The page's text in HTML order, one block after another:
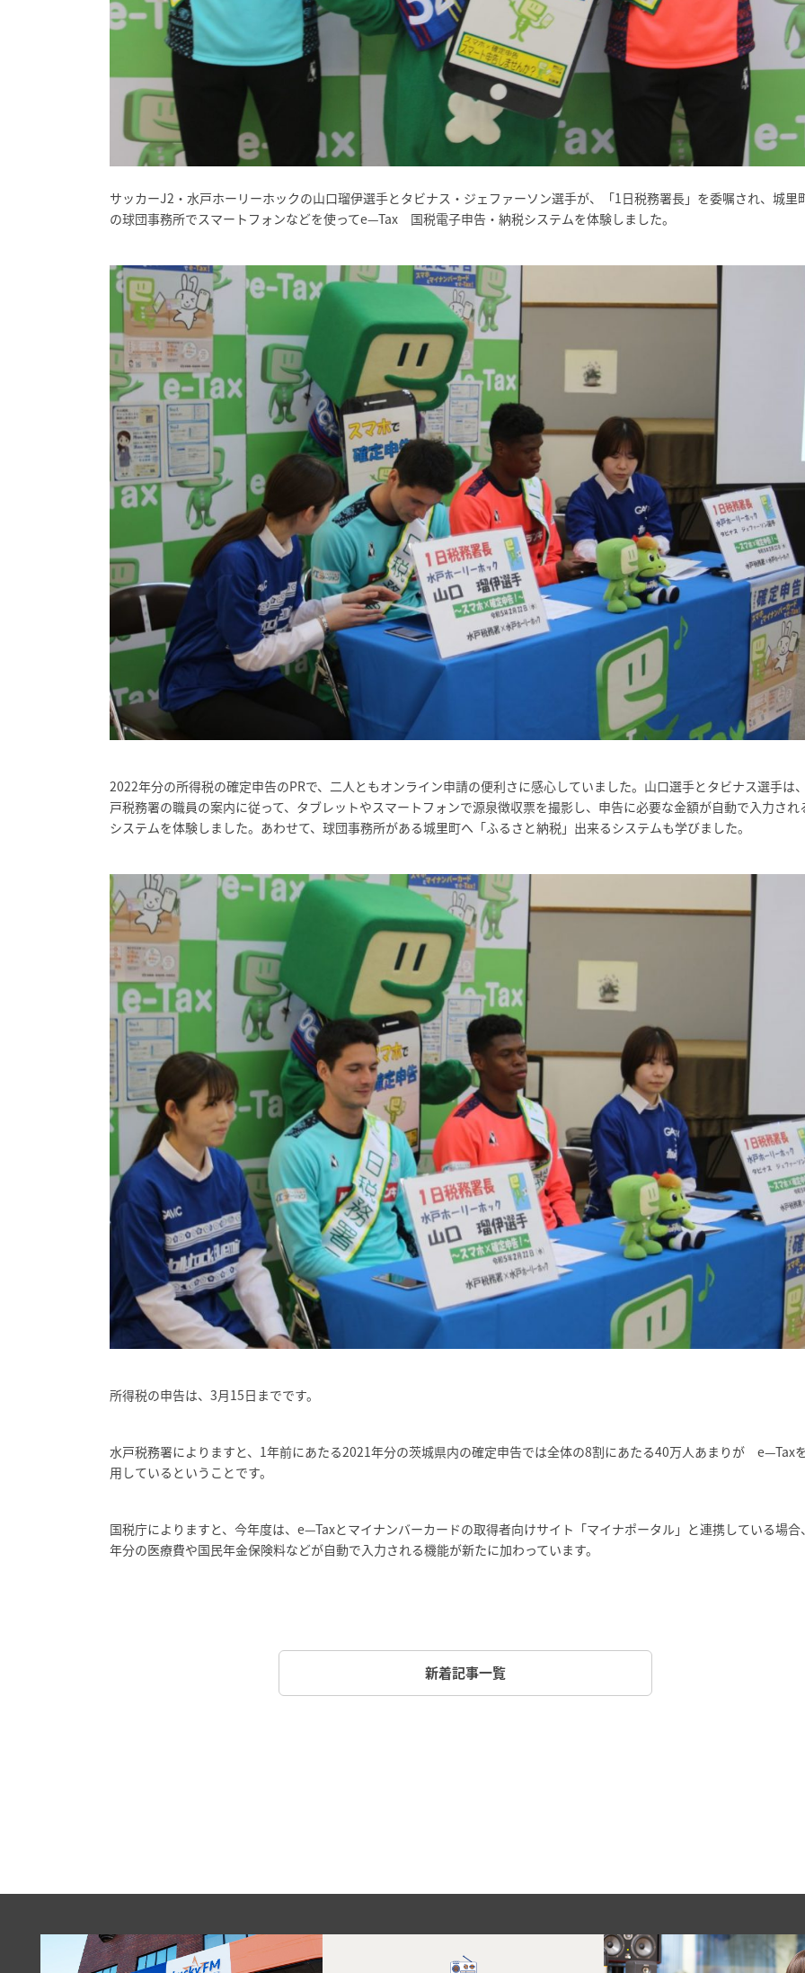
サッカーJ2・水戸ホーリーホックの山口瑠伊選手とタビナス・ジェファーソン選手が、「1日税務署長」を委嘱され、城里
の球団事務所でスマートフォンなどを使ってe—Tax 国税電子申告・納税システムを体験しました。
2022年分の所得税の確定申告のPRで、二人ともオンライン申請の便利さに感心していました。山口選手とタビナス選手は
戸税務署の職員の案内に従って、タブレットやスマートフォンで源泉徴収票を撮影し、申告に必要な金額が自動で入力され
システムを体験しました。あわせて、球団事務所がある城里町へ「ふるさと納税」出来るシステムも学びました。
所得税の申告は、3月15日までです。
水戸税務署によりますと、1年前にあたる2021年分の茨城県内の確定申告では全体の8割にあたる40万人あまりが e—Tax
用しているということです。
国税庁によりますと、今年度は、e—Taxとマイナンバーカードの取得者向けサイト「マイナポータル」と連携している場合
年分の医療費や国民年金保険料などが自動で入力される機能が新たに加わっています。
新着記事一覧